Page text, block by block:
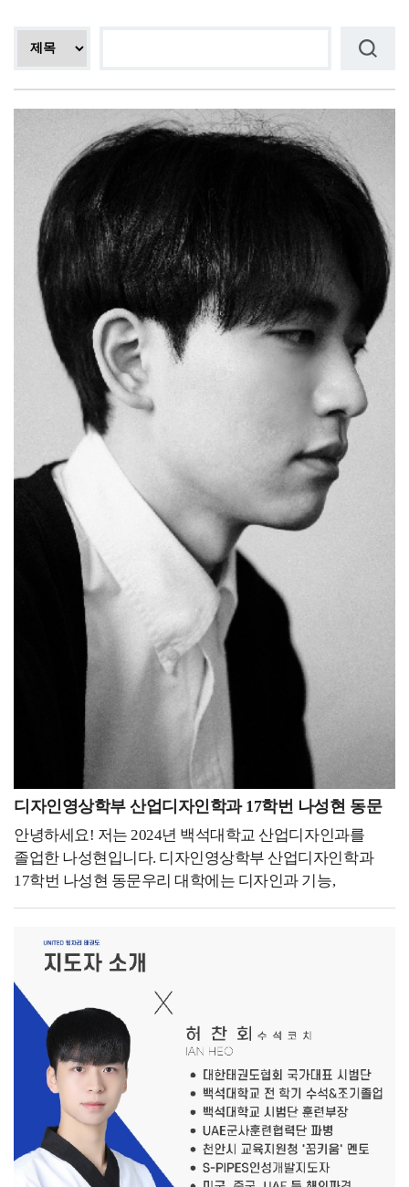
디자인영상학부 산업디자인학과 17학번 나성현 동문
안녕하세요! 저는 2024년 백석대학교 산업디자인과를
졸업한 나성현입니다. 디자인영상학부 산업디자인학과
17학번 나성현 동문우리 대학에는 디자인과 기능,
환경을 갖추고 있습니다. 또한 훌륭하신 교수님들 지도
아래에 여러 공모전에 출품하였고, 여러 차례 수상 경험이
있습니다.- 지금 하고 있는 일을 소개해 주세요. -졸업
후에는 조경 설계사무소에서 근무하며 공공 공간 및 조경
디자인을 실무적으로 경험했고, 이러한 배경이 현재
운영하고 있는 청소업 창업까지 이어졌습니다. 많은
분들이 산업디자인과와 청소업이 어떻게 연결될 수
있었는지 궁금해하십니다만 저는 지금도 디자인을 하고
있다고 생각합니다. 현재 저는 케어프렌즈의 대표로, 소파,
매트리스, 에어컨 등 전문 클리닝 서비스를 제공하고
있습니다. 또한, 대학교 기숙사, 호텔 등 대규모 시설 청소